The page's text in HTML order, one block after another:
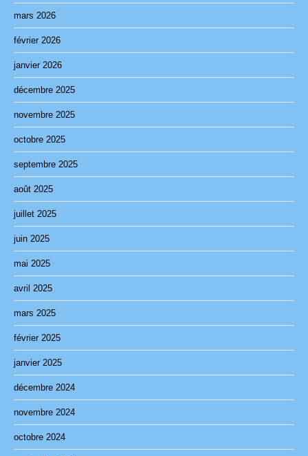
mars 2026
février 2026
janvier 2026
décembre 2025
novembre 2025
octobre 2025
septembre 2025
août 2025
juillet 2025
juin 2025
mai 2025
avril 2025
mars 2025
février 2025
janvier 2025
décembre 2024
novembre 2024
octobre 2024